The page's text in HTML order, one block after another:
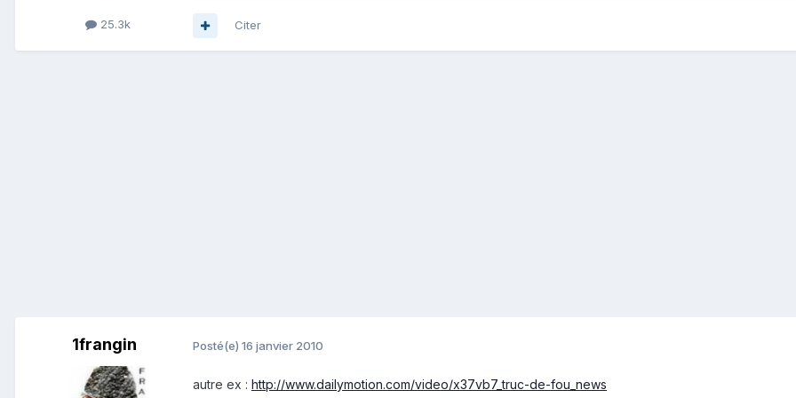
25.3k Citer
1frangin Posté(e) 16 janvier 2010
autre ex : http://www.dailymotion.com/video/x37vb7_truc-de-fou_news